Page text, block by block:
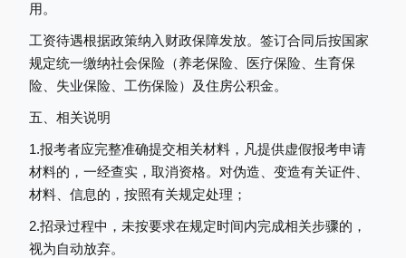
用。
工资待遇根据政策纳入财政保障发放。签订合同后按国家
规定统一缴纳社会保险（养老保险、医疗保险、生育保
险、失业保险、工伤保险）及住房公积金。
五、 相关说明
1.报考者应完整准确提交相关材料，凡提供虚假报考申请
材料的，一经查实，取消资格。对伪造、变造有关证件、
材料、信息的，按照有关规定处理；
2.招录过程中，未按要求在规定时间内完成相关步骤的，
视为自动放弃。